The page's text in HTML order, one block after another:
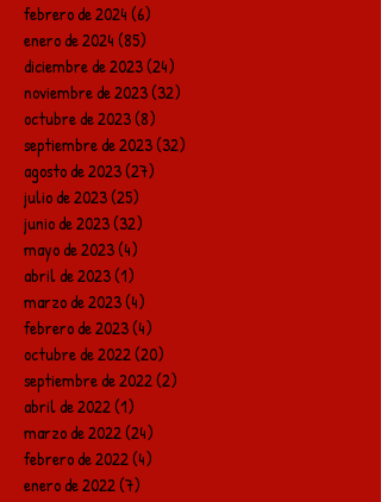
febrero de 2024(6)
enero de 2024(85)
diciembre de 2023(24)
noviembre de 2023(32)
octubre de 2023(8)
septiembre de 2023(32)
agosto de 2023(27)
julio de 2023(25)
junio de 2023(32)
mayo de 2023(4)
abril de 2023(1)
marzo de 2023(4)
febrero de 2023(4)
octubre de 2022(20)
septiembre de 2022(2)
abril de 2022(1)
marzo de 2022(24)
febrero de 2022(4)
enero de 2022(7)